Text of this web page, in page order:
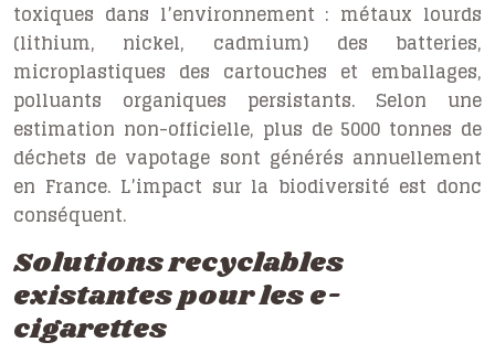
toxiques dans l’environnement : métaux lourds
(lithium, nickel, cadmium) des batteries,
microplastiques des cartouches et emballages,
polluants organiques persistants. Selon une
estimation non-officielle, plus de 5000 tonnes de
déchets de vapotage sont générés annuellement
en France. L’impact sur la biodiversité est donc
conséquent.
Solutions recyclables
existantes pour les e-
cigarettes